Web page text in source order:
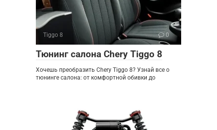
Tiggo 8 0
Тюнинг салона Chery Tiggo 8
Хочешь преобразить Chery Tiggo 8? Узнай все о
тюнинге салона: от комфортной обивки до